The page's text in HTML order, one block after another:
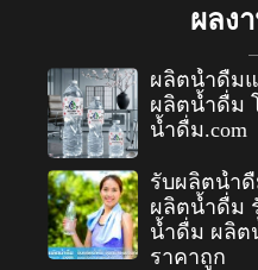
ผลง
ผลิตน้ำดื่ม
ผลิตน้ำดื่ม
น้ำดื่ม.com
รับผลิตน้ำ
ผลิตน้ำดื่ม
น้ำดื่ม ผลิ
ราคาถูก